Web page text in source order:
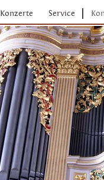
Konzerte Service